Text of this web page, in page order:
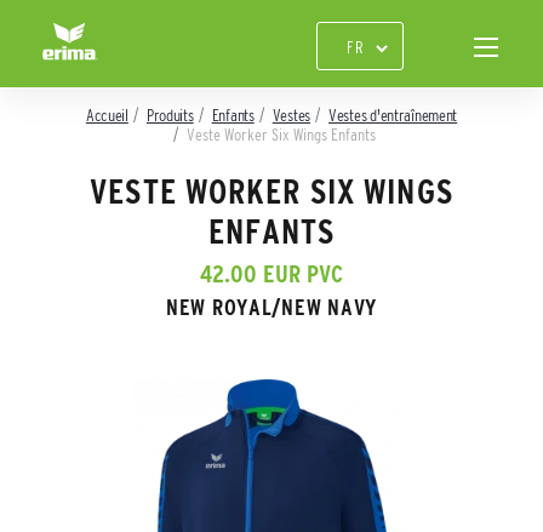
Accueil Produits Enfants Vestes
Vestes d'entraînement
Veste Worker Six Wings Enfants
VESTE WORKER SIX WINGS
ENFANTS
42.00 EUR PVC
NEW ROYAL/NEW NAVY